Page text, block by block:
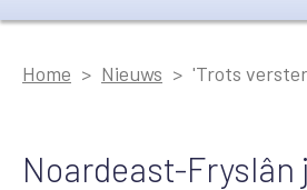
Home Nieuws 'Trots
Noardeast-Fryslân